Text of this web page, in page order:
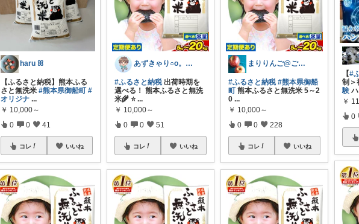
haru ꕤ
【ふるさと納税】熊本ふる
さと無洗米#熊本県御船町 #
オリジナ ...
￥ 10,000～
0 0 41
コレ いいね
あずきゃり○o。.🐟🐠
#ふるさと納税出荷時期を
選べる！ 熊本ふるさと無洗
米🌾 ⭐ ...
￥ 10,000～
0 0 51
コレ いいね
まりりんご@ご購入感謝です🍎
#ふるさと納税 #熊本県御船
町 熊本ふるさと無洗米 5～2
0 ...
￥ 10,000～
0 0 228
コレ いいね
【#
制＞
験
￥
0